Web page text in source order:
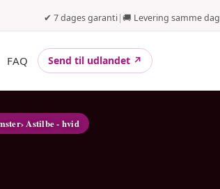
✔ 7 dages garanti|🚚 Levering samme dag
FAQ Send til udlandet ↗
› Astilbe - hvid